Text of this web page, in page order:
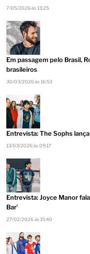
7/05/2026 às 13:25
Em passagem pelo Brasil,
brasileiros
30/03/2026 às 16:53
Entrevista: The Sophs
13/03/2026 às 09:17
Entrevista: Joyce Manor
Bar’
27/02/2026 às 15:40